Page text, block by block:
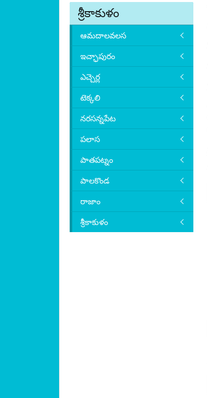
శ్రీకాకుళం
ఆమదాలవలస
ఇచ్ఛాపురం
ఎచ్చెర్ల
టెక్కలి
నరసన్నపేట
పలాస
పాతపట్నం
పాలకొండ
రాజాం
శ్రీకాకుళం